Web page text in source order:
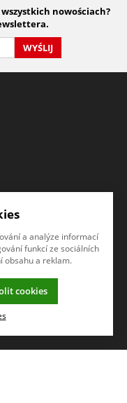
nowościach?
WYŚLIJ
a analýze informací
funkcí ze sociálních
obsahu a reklam.
cookies